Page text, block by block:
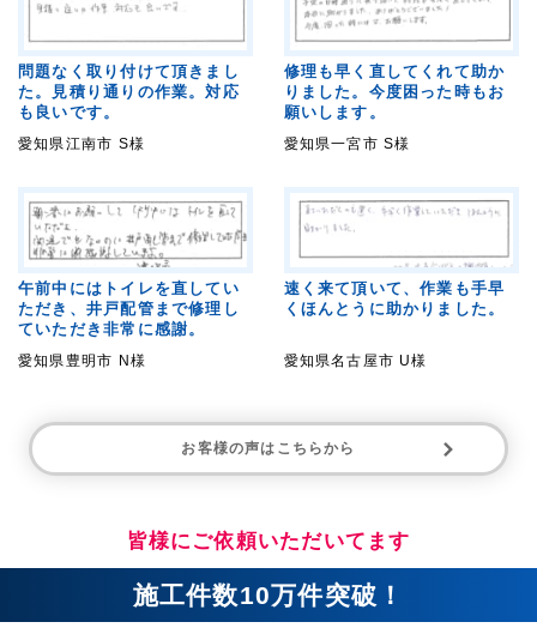
問題なく取り付けて頂きまし
た。見積り通りの作業。対応
も良いです。
愛知県江南市 S様
修理も早く直してくれて助か
りました。今度困った時もお
願いします。
愛知県一宮市 S様
午前中にはトイレを直してい
ただき、井戸配管まで修理し
ていただき非常に感謝。
愛知県豊明市 N様
速く来て頂いて、作業も手早
くほんとうに助かりました。
愛知県名古屋市 U様
お客様の声はこちらから
皆様にご依頼いただいてます
施工件数10万件突破！